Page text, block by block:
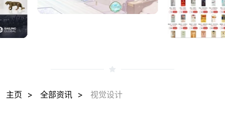
主页 全部资讯 视觉设计